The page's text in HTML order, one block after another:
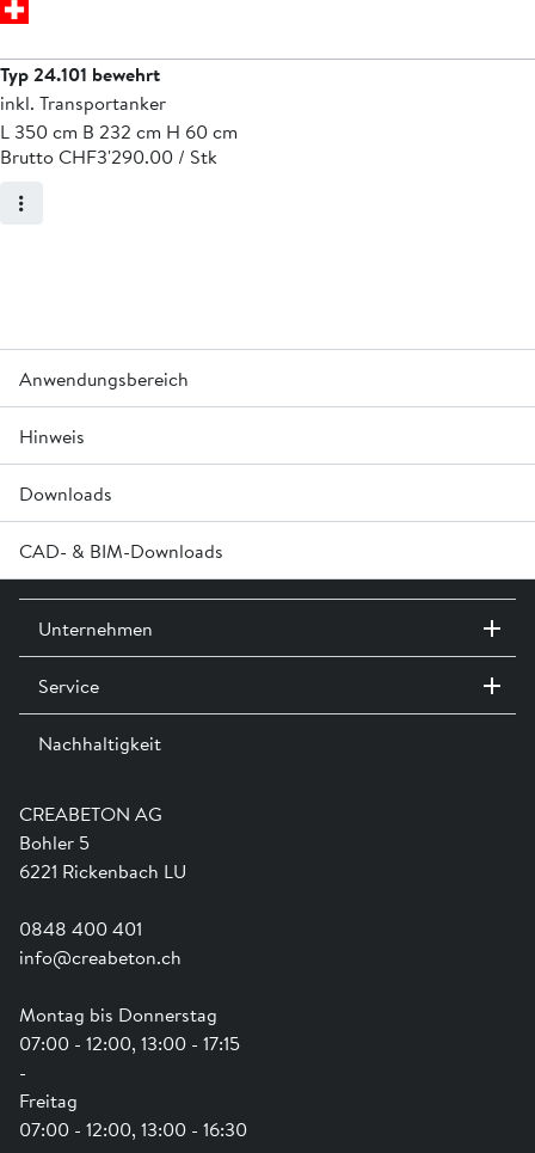
Typ 24.101 bewehrt
inkl. Transportanker
L 350 cm B 232 cm H 60 cm
Brutto CHF3'290.00 / Stk
Anwendungsbereich
Wurzelraumschutz in Strassen, Fussgängerzonen,
Parkplätzen.
Hinweis
Optimal geschützter Wurzelraum, nicht verdichtet.
Genügende Auflagefläche, benötigt kein zusätzliches
Einfaches, rasches Versetzen auf Sohlenplanie.
Downloads
Produktübersicht Baumschutzanlagen »
CAD- & BIM-Downloads
Melden Sie sich an oder erstellen Sie in Login um Zugriff auf die
CAD- & BIM-Daten zu erhalten
Anmelden
CREABETON AG
Bohler 5
6221 Rickenbach LU
0848 400 401
info@creabeton.ch
Montag bis Donnerstag
07:00 - 12:00, 13:00 - 17:15
-
Freitag
07:00 - 12:00, 13:00 - 16:30
Unternehmen
Kontakt / Standorte
Ausstellungen
Team
Ausbildung
Service
Dienstleistungen
Shop Hilfe
Anwendungsunterstützung
Newsletter
Nachhaltigkeit
Engagement
Swissness
Schwammstadt